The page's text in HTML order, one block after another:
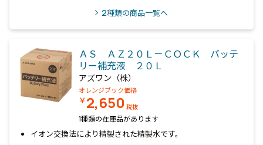
2種類の商品一覧へ
ＡＳ ＡＺ２０Ｌ－ＣＯＣＫ バッテ
リー補充液 ２０Ｌ
アズワン（株）
オレンジブック価格
￥2,650 税抜
1種類の在庫品があります
イオン交換法により精製された精製水です。